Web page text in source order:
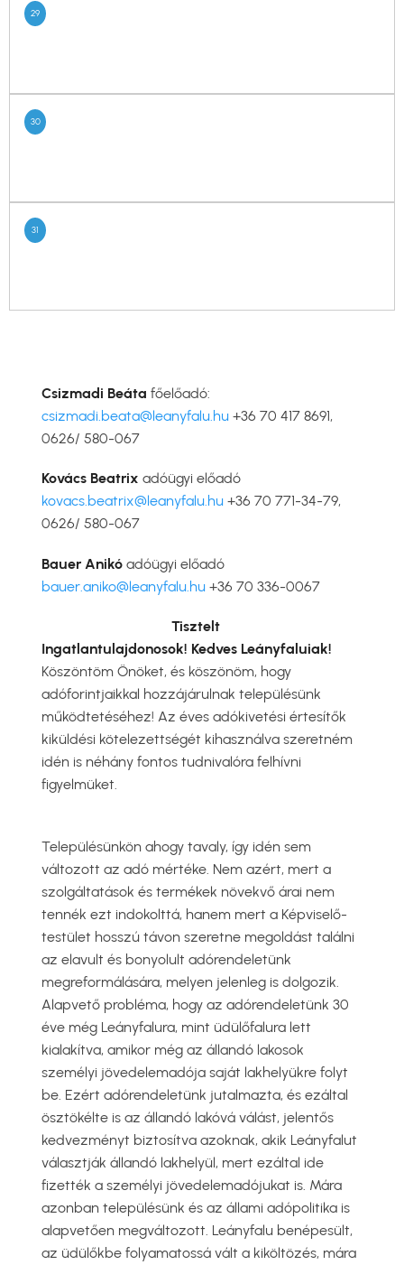
29
30
31
Csizmadi Beáta főelőadó:
csizmadi.beata@leanyfalu.hu +36 70 417 8691,
0626/ 580-067
Kovács Beatrix adóügyi előadó
kovacs.beatrix@leanyfalu.hu +36 70 771-34-79,
0626/ 580-067
Bauer Anikó adóügyi előadó
bauer.aniko@leanyfalu.hu +36 70 336-0067
Tisztelt
Ingatlantulajdonosok! Kedves Leányfaluiak!
Köszöntöm Önöket, és köszönöm, hogy
adóforintjaikkal hozzájárulnak településünk
működtetéséhez! Az éves adókivetési értesítők
kiküldési kötelezettségét kihasználva szeretném
idén is néhány fontos tudnivalóra felhívni
figyelmüket.
Településünkön ahogy tavaly, így idén sem
változott az adó mértéke. Nem azért, mert a
szolgáltatások és termékek növekvő árai nem
tennék ezt indokolttá, hanem mert a Képviselő-
testület hosszú távon szeretne megoldást találni
az elavult és bonyolult adórendeletünk
megreformálására, melyen jelenleg is dolgozik.
Alapvető probléma, hogy az adórendeletünk 30
éve még Leányfalura, mint üdülőfalura lett
kialakítva, amikor még az állandó lakosok
személyi jövedelemadója saját lakhelyükre folyt
be. Ezért adórendeletünk jutalmazta, és ezáltal
ösztökélte is az állandó lakóvá válást, jelentős
kedvezményt biztosítva azoknak, akik Leányfalut
választják állandó lakhelyül, mert ezáltal ide
fizették a személyi jövedelemadójukat is. Mára
azonban településünk és az állami adópolitika is
alapvetően megváltozott. Leányfalu benépesült,
az üdülőkbe folyamatossá vált a kiköltözés, mára